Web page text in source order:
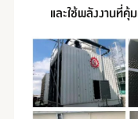
และใช้พลังงานที่คุ้